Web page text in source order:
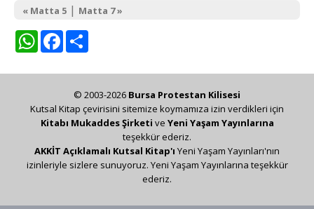
« Matta 5 | Matta 7 »
WhatsAppFacebook
© 2003-2026 Bursa Protestan Kilisesi
Kutsal Kitap çevirisini sitemize koymamıza izin verdikleri için
Kitabı Mukaddes Şirketi ve Yeni Yaşam Yayınlarına
teşekkür ederiz.
AKKİT Açıklamalı Kutsal Kitap'ı Yeni Yaşam Yayınları'nın
izinleriyle sizlere sunuyoruz. Yeni Yaşam Yayınlarına teşekkür
ederiz.